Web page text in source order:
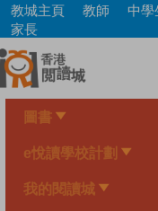
Skip
main
content
教城主頁 教師 中學
家長
圖書
e悅讀學校計劃
我的閱讀城